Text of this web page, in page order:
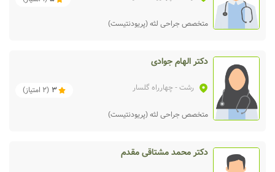
متخصص جراحی لثه (پریودنتیست)
دکتر الهام جوادی
رشت- چهارراه گلسار 3
(
2 امتیاز)
متخصص جراحی لثه (پریودنتیست)
دکتر محمد مشتاقی مقدم